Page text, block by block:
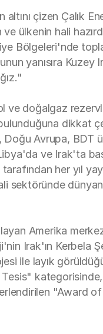
çizen Çalık
ülkenin hali
Bölgeleri'nde
yanısıra
ve doğalgaz
dikkat
Doğu Avrupa,
ve Irak'ta
her yıl
sektöründe
Amerika
Irak'ın Kerbela
ile layık
"Award